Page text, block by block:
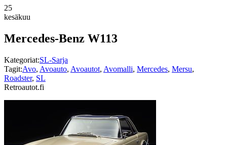
25
kesäkuu
Mercedes-Benz W113
Kategoriat:SL-Sarja
Tagit:Avo, Avoauto, Avoautot, Avomalli, Mercedes, Mersu,
Roadster, SL
Retroautot.fi